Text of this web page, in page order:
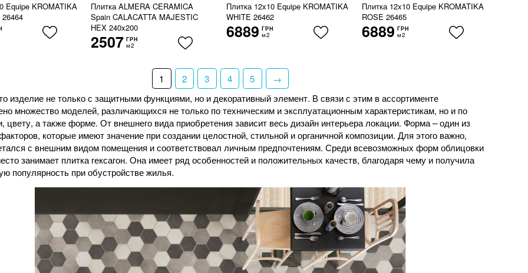
Equipe KROMATIKA
Плитка ALMERA CERAMICA
Spain CALACATTA MAJESTIC
HEX 240x200
2507 ГРН
м2
Плитка 12x10 Equipe KROMATIKA
WHITE 26462
6889 ГРН
м2
Плитка 12x10 Equipe KROMATIKA
ROSE 26465
6889 ГРН
м2
1 2 3 4 5
→
изделие не только с защитными функциями, но и декоративный элемент. В связи с этим в ассортименте
множество моделей, различающихся не только по техническим и эксплуатационным характеристикам, но и по
цвету, а также форме. От внешнего вида приобретения зависит весь дизайн интерьера локации. Форма – один из
которые имеют значение при создании целостной, стильной и органичной композиции. Для этого важно,
с внешним видом помещения и соответствовал личным предпочтениям. Среди всевозможных форм облицовки
занимает плитка гексагон. Она имеет ряд особенностей и положительных качеств, благодаря чему и получила
популярность при обустройстве жилья.